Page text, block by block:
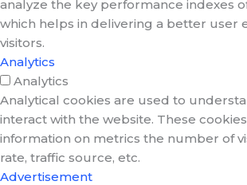
analyze the key performance indexes
which helps in delivering a better user
visitors.
Analytics
Analytics
Analytical cookies are used to
interact with the website. These
information on metrics the number of
rate, traffic source, etc.
Advertisement